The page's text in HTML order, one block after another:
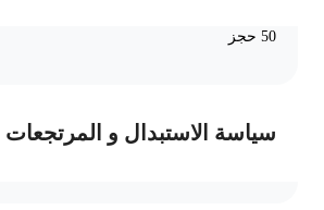
سياسة الاستبدال و المرتجعات و